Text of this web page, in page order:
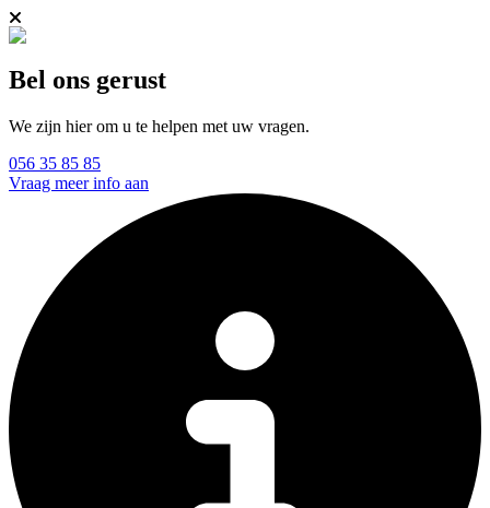
Bel ons gerust
We zijn hier om u te helpen met uw vragen.
056 35 85 85
Vraag meer info aan